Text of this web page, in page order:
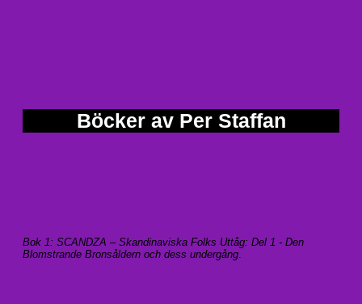
Böcker av Per Staffan
Bok 1: SCANDZA – Skandinaviska Folks Uttåg: Del 1 - Den
Blomstrande Bronsåldern och dess undergång.